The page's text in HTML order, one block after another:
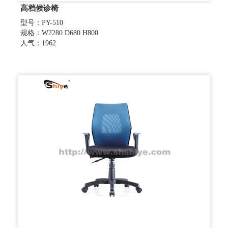
高档候诊椅
型号：PY-510
规格：W2280 D680 H800
人气：1962